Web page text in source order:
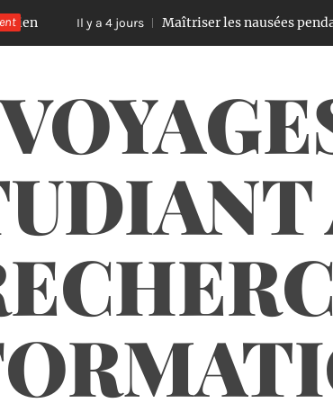
Il y a 4 jours Maîtriser les nausées pendant la